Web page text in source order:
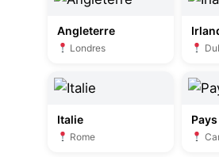
Angleterre
Londres
Italie
Rome